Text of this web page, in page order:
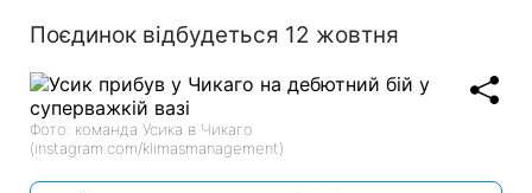
Поєдинок відбудеться 12 жовтня
Фото: команда Усика в Чикаго
(instagram.com/klimasmanagement)